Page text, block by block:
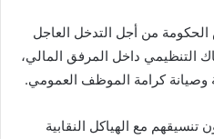
الحكومة من أجل التدخل العاجل
التنظيمي داخل المرفق المالي،
وصيانة كرامة الموظف العمومي.
تنسيقهم مع الهياكل النقابية